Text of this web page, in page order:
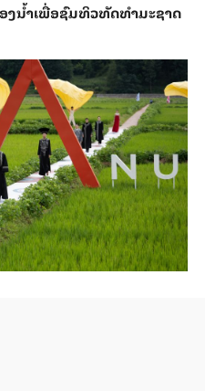
ນ້ຳ​​ເພື່ອ​ຊົມ​ທິວ​ທັດ​ທຳ​ມະ​ຊາດ